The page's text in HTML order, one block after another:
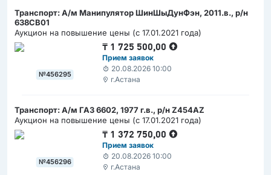
Транспорт: А/м Манипулятор ШинШыДунФэн, 2011.в., р/н
638СВ01
Аукцион на повышение цены (с 17.01.2021 года)
№456295
₸ 1 725 500,00
Прием заявок
20.08.2026 10:00
г.Астана
Транспорт: А/м ГАЗ 6602, 1977 г.в., р/н Z454AZ
Аукцион на повышение цены (с 17.01.2021 года)
№456296
₸ 1 372 750,00
Прием заявок
20.08.2026 10:00
г.Астана